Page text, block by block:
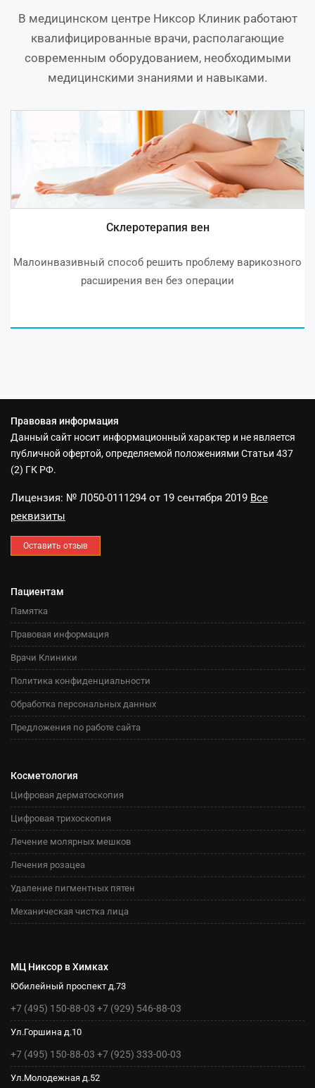
В медицинском центре Никсор Клиник работают
квалифицированные врачи, располагающие
современным оборудованием, необходимыми
медицинскими знаниями и навыками.
Склеротерапия вен
Малоинвазивный способ решить проблему варикозного
расширения вен без операции
Правовая информация
Данный сайт носит информационный характер и не является
публичной офертой, определяемой положениями Статьи 437
(2) ГК РФ.
Лицензия: № Л050-0111294 от 19 сентября 2019 Все
реквизиты
Оставить отзыв
Пациентам
Памятка
Правовая информация
Врачи Клиники
Политика конфиденциальности
Обработка персональных данных
Предложения по работе сайта
Косметология
Цифровая дерматоскопия
Цифровая трихоскопия
Лечение молярных мешков
Лечения розацеа
Удаление пигментных пятен
Механическая чистка лица
МЦ Никсор в Химках
Юбилейный проспект д.73
+7 (495) 150-88-03 +7 (929) 546-88-03
Ул.Горшина д.10
+7 (495) 150-88-03 +7 (925) 333-00-03
Ул.Молодежная д.52